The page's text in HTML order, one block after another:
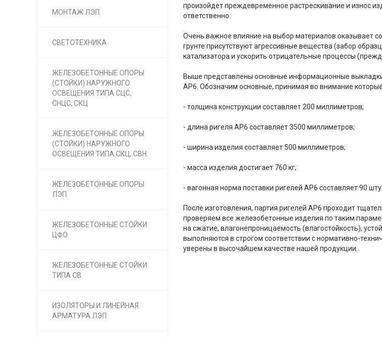
МОНТАЖ ЛЭП
СВЕТОТЕХНИКА
ЖЕЛЕЗОБЕТОННЫЕ ОПОРЫ
(СТОЙКИ) НАРУЖНОГО
ОСВЕЩЕНИЯ ТИПА СЦС,
СНЦС, СКЦ
ЖЕЛЕЗОБЕТОННЫЕ ОПОРЫ
(СТОЙКИ) НАРУЖНОГО
ОСВЕЩЕНИЯ ТИПА СКЦ, СВН
ЖЕЛЕЗОБЕТОННЫЕ ОПОРЫ
ЛЭП
ЖЕЛЕЗОБЕТОННЫЕ СТОЙКИ
ЦФО
ЖЕЛЕЗОБЕТОННЫЕ СТОЙКИ
ТИПА СВ
ИЗОЛЯТОРЫ И ЛИНЕЙНАЯ
АРМАТУРА ЛЭП
произойдет преждевременное растрескивание и износ
ответственно.
Очень важное влияние на выбор материалов оказывает
грунте присутствуют агрессивные вещества (забор
катализатора и ускорить отрицательные процессы
Выше представлены основные информационные выкладки
АР6. Обозначим основные, принимая во внимание
- толщина конструкции составляет 200 миллиметров;
- длина ригеля АР6 составляет 3500 миллиметров;
- ширина изделия составляет 500 миллиметров;
- масса изделия достигает 760 кг;
- вагонная норма поставки ригелей АР6 составляет 90
После изготовления, партия ригелей АР6 проходит
проверяем все железобетонные изделия по таким
на сжатие, влагонепроницаемость (влагостойкость),
выполняются в строгом соответствии с нормативно-
уверены в высочайшем качестве нашей продукции.